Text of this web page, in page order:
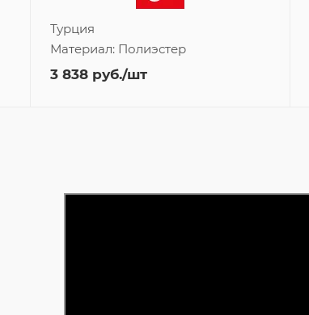
Турция
Материал: Полиэстер
3 838 руб./шт